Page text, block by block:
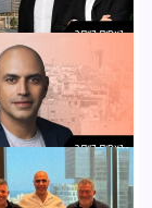
נצפות ביותר
נצפות ביותר